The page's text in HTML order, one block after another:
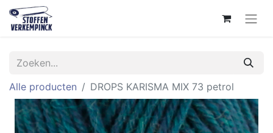
Alle producten DROPS KARISMA MIX 73 petrol